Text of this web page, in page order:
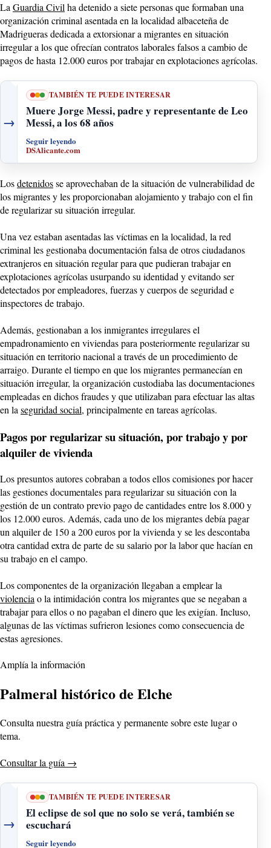
LaGuardia Civilha detenido a siete personas que formaban una
organización criminal asentada en la localidad albaceteña de
Madrigueras dedicada a extorsionar a migrantes en situación
irregular a los que ofrecían contratos laborales falsos a cambio de
pagos de hasta 12.000 euros por trabajar en explotaciones agrícolas.
→
TAMBIÉN TE PUEDE INTERESAR
Muere Jorge Messi, padre y representante de Leo
Messi, a los 68 años
Seguir leyendo
DSAlicante.com
Losdetenidosse aprovechaban de la situación de vulnerabilidad de
los migrantes y les proporcionaban alojamiento y trabajo con el fin
de regularizar su situación irregular.
Una vez estaban asentadas las víctimas en la localidad, la red
criminal les gestionaba documentación falsa de otros ciudadanos
extranjeros en situación regular para que pudieran trabajar en
explotaciones agrícolas usurpando su identidad y evitando ser
detectados por empleadores, fuerzas y cuerpos de seguridad e
inspectores de trabajo.
Además, gestionaban a los inmigrantes irregulares el
empadronamiento en viviendas para posteriormente regularizar su
situación en territorio nacional a través de un procedimiento de
arraigo. Durante el tiempo en que los migrantes permanecían en
situación irregular, la organización custodiaba las documentaciones
empleadas en dichos fraudes y que utilizaban para efectuar las altas
en la seguridad social, principalmente en tareas agrícolas.
Pagos por regularizar su situación, por trabajo y por
alquiler de vivienda
Los presuntos autores cobraban a todos ellos comisiones por hacer
las gestiones documentales para regularizar su situación con la
gestión de un contrato previo pago de cantidades entre los 8.000 y
los 12.000 euros. Además, cada uno de los migrantes debía pagar
un alquiler de 150 a 200 euros por la vivienda y se les descontaba
otra cantidad extra de parte de su salario por la labor que hacían en
su trabajo en el campo.
Los componentes de la organización llegaban a emplear la
violencia o la intimidación contra los migrantes que se negaban a
trabajar para ellos o no pagaban el dinero que les exigían. Incluso,
algunas de las víctimas sufrieron lesiones como consecuencia de
estas agresiones.
Amplía la información
Palmeral histórico de Elche
Consulta nuestra guía práctica y permanente sobre este lugar o
tema.
Consultar la guía →
→
TAMBIÉN TE PUEDE INTERESAR
El eclipse de sol que no solo se verá, también se
escuchará
Seguir leyendo